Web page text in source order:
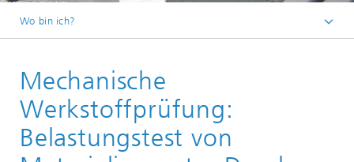
Wo bin ich?
Analytik Portfolio
Mechanische
Werkstoffprüfung:
Belastungstest von